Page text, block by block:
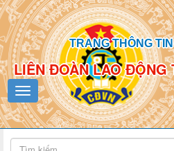
TRANG THÔNG
LIÊN ĐOÀN LAO ĐỘNG